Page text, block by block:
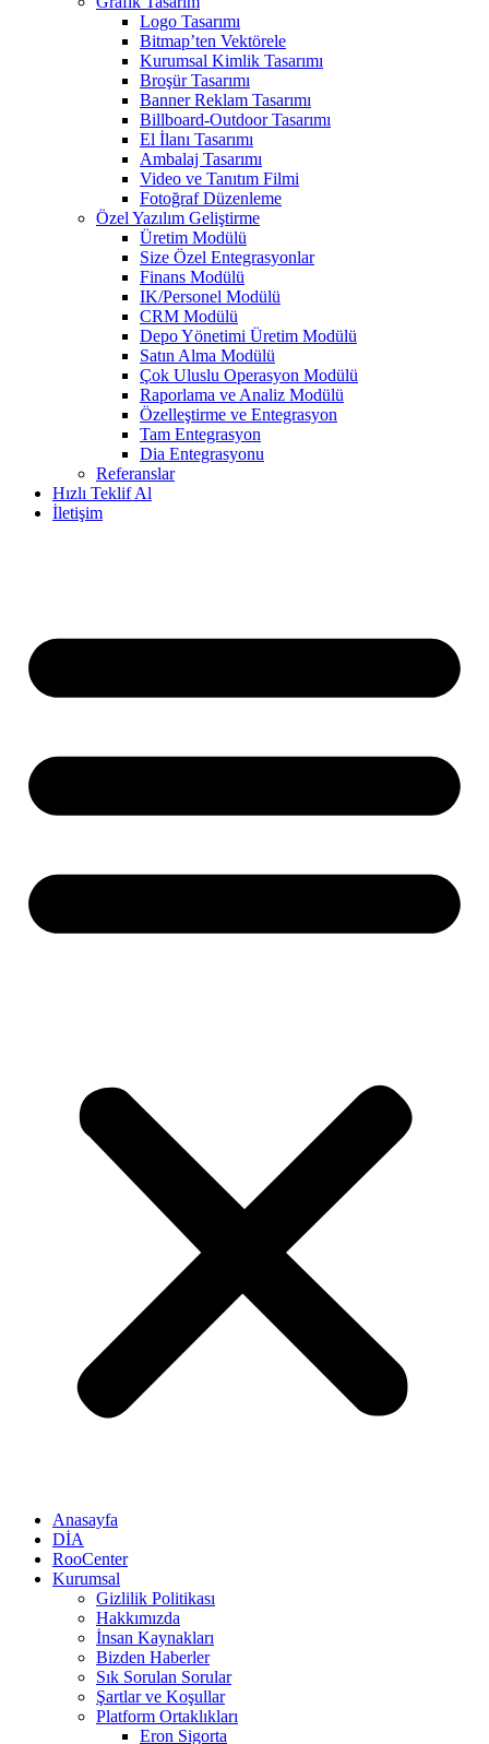
Logo Tasarımı
Bitmap’ten Vektörele
Kurumsal Kimlik Tasarımı
Broşür Tasarımı
Banner Reklam Tasarımı
Billboard-Outdoor Tasarımı
El İlanı Tasarımı
Ambalaj Tasarımı
Video ve Tanıtım Filmi
Fotoğraf Düzenleme
Özel Yazılım Geliştirme
Üretim Modülü
Size Özel Entegrasyonlar
Finans Modülü
IK/Personel Modülü
CRM Modülü
Depo Yönetimi Üretim Modülü
Satın Alma Modülü
Çok Uluslu Operasyon Modülü
Raporlama ve Analiz Modülü
Özelleştirme ve Entegrasyon
Tam Entegrasyon
Dia Entegrasyonu
Referanslar
Hızlı Teklif Al
İletişim
Anasayfa
DİA
RooCenter
Kurumsal
Gizlilik Politikası
Hakkımızda
İnsan Kaynakları
Bizden Haberler
Sık Sorulan Sorular
Şartlar ve Koşullar
Platform Ortaklıkları
Eron Sigorta